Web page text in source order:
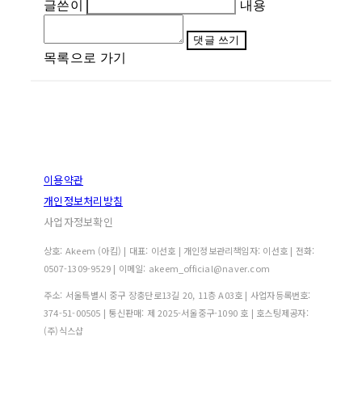
글쓴이
내용
댓글 쓰기
목록으로 가기
이용약관
개인정보처리방침
사업자정보확인
상호: Akeem (아킴) | 대표: 이선호 | 개인정보관리책임자: 이선호 | 전화:
0507-1309-9529 | 이메일: akeem_official@naver.com
주소: 서울특별시 중구 장충단로13길 20, 11층 A03호 | 사업자등록번호:
374-51-00505 | 통신판매: 제 2025-서울중구-1090 호 | 호스팅제공자:
(주)식스샵